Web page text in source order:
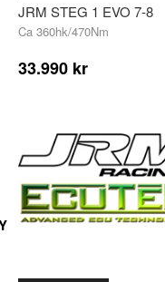
JRM STEG 1 EVO 7-8
Ca 360hk/470Nm
33.990 kr